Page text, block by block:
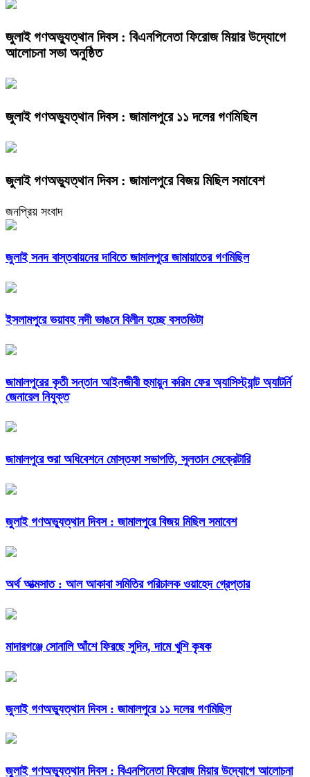
জুলাই গণঅভ্যুত্থান দিবস : বিএনপিনেতা ফিরোজ মিয়ার উদ্যোগে
আলোচনা সভা অনুষ্ঠিত
জুলাই গণঅভ্যুত্থান দিবস : জামালপুরে ১১ দলের গণমিছিল
জুলাই গণঅভ্যুত্থান দিবস : জামালপুরে বিজয় মিছিল সমাবেশ
জনপ্রিয় সংবাদ
জুলাই সনদ বাস্তবায়নের দাবিতে জামালপুরে জামায়াতের গণমিছিল
ইসলামপুরে ভয়াবহ নদী ভাঙনে বিলীন হচ্ছে বসতভিটা
জামালপুরের কৃতী সন্তান আইনজীবী হুমায়ুন করিম ফের অ্যাসিস্ট্যান্ট অ্যাটর্নি
জেনারেল নিযুক্ত
জামালপুরে শুরা অধিবেশনে মোস্তফা সভাপতি, সুলতান সেক্রেটারি
জুলাই গণঅভ্যুত্থান দিবস : জামালপুরে বিজয় মিছিল সমাবেশ
অর্থ আত্মসাত : আল আকাবা সমিতির পরিচালক ওয়াহেদ গ্রেপ্তার
মাদারগঞ্জে সোনালি আঁশে ফিরছে সুদিন, দামে খুশি কৃষক
জুলাই গণঅভ্যুত্থান দিবস : জামালপুরে ১১ দলের গণমিছিল
জুলাই গণঅভ্যুত্থান দিবস : বিএনপিনেতা ফিরোজ মিয়ার উদ্যোগে আলোচনা